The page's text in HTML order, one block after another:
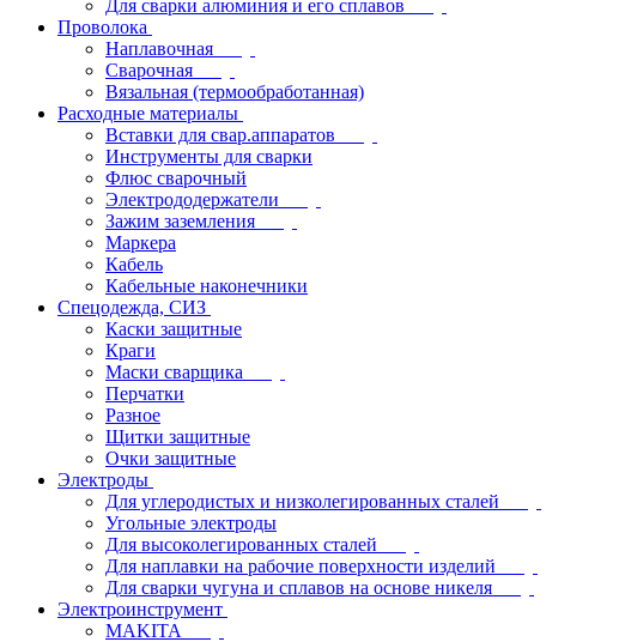
Для сварки алюминия и его сплавов
Проволока
Наплавочная
Сварочная
Вязальная (термообработанная)
Расходные материалы
Вставки для свар.аппаратов
Инструменты для сварки
Флюс сварочный
Электрододержатели
Зажим заземления
Маркера
Кабель
Кабельные наконечники
Спецодежда, СИЗ
Каски защитные
Краги
Маски сварщика
Перчатки
Разное
Щитки защитные
Очки защитные
Электроды
Для углеродистых и низколегированных сталей
Угольные электроды
Для высоколегированных сталей
Для наплавки на рабочие поверхности изделий
Для сварки чугуна и сплавов на основе никеля
Электроинструмент
МAKITA